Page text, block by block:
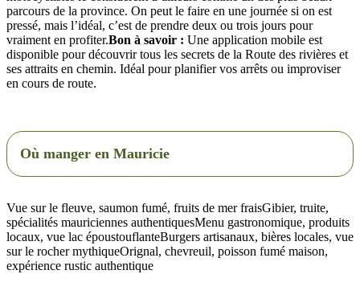
parcours de la province. On peut le faire en une journée si on est
pressé, mais l’idéal, c’est de prendre deux ou trois jours pour
vraiment en profiter.Bon à savoir : Une application mobile est
disponible pour découvrir tous les secrets de la Route des rivières et
ses attraits en chemin. Idéal pour planifier vos arrêts ou improviser
en cours de route.
Où manger en Mauricie
Vue sur le fleuve, saumon fumé, fruits de mer fraisGibier, truite,
spécialités mauriciennes authentiquesMenu gastronomique, produits
locaux, vue lac époustouflanteBurgers artisanaux, bières locales, vue
sur le rocher mythiqueOrignal, chevreuil, poisson fumé maison,
expérience rustic authentique